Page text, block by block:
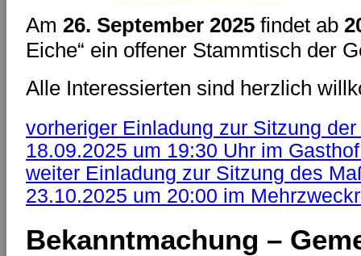
Am 26. September 2025 findet ab
Eiche“ ein offener Stammtisch der
Alle Interessierten sind herzlich
vorheriger Einladung zur Sitzung
18.09.2025 um 19:30 Uhr im
weiter Einladung zur Sitzung des
23.10.2025 um 20:00 im
Bekanntmachung –